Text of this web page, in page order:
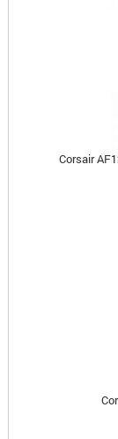
Corsair